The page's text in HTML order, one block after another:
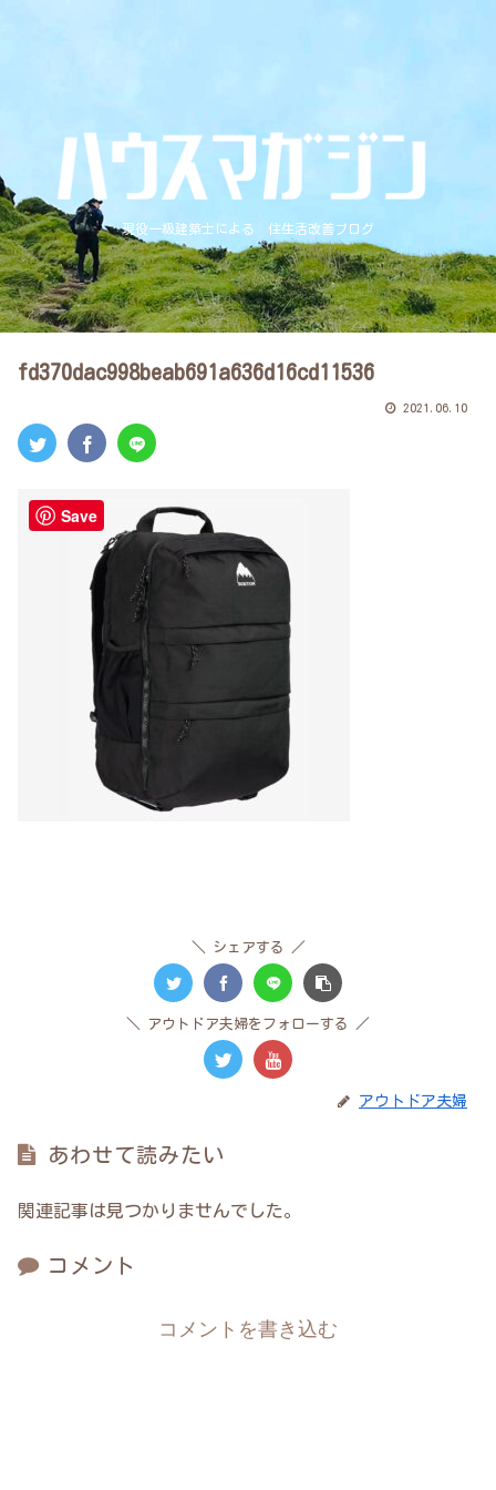
現役一級建築士による 住生活改善ブログ
fd370dac998beab691a636d16cd11536
2021.06.10
シェアする
アウトドア夫婦をフォローする
アウトドア夫婦
あわせて読みたい
関連記事は見つかりませんでした。
コメント
コメントを書き込む
Save